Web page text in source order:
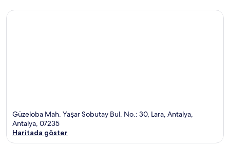
Güzeloba Mah. Yaşar Sobutay Bul. No.: 30, Lara, Antalya,
Antalya, 07235
Haritada göster